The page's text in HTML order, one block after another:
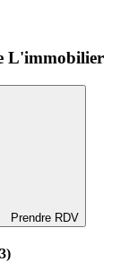
L'immobilier
Prendre RDV